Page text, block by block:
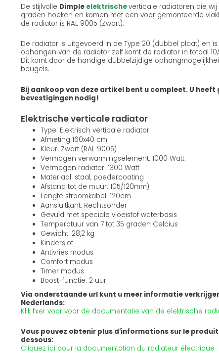
De stijlvolle Dimple elektrischeverticale radiatoren die
graden hoeken en komen met een voor gemonteerde
de radiator is RAL 9005 (Zwart).
De radiator is uitgevoerd in de Type 20 (dubbel plaat) en
ophangen van de radiator zelf komt de radiator in totaal
Dit komt door de handige dubbelzijdige
beugels.
Bij aankoop van deze artikel bent u compleet. U
bevestigingen nodig!
Elektrische verticale radiator
Type: Elektrisch verticale radiator
Afmeting 160x40 cm
Kleur: Zwart (RAL 9005)
Vermogen verwarmingselement: 1000 Watt
Vermogen radiator: 1300 Watt
Materiaal: staal, poedercoating
Afstand tot de muur: 105/120mm)
Lengte stroomkabel: 120cm
Aansluitkant: Rechtsonder
Gevuld met speciale vloeistof waterbasis
Temperatuur van 7 tot 35 graden Celcius
Gewicht: 28,2 kg
Kinderslot
Antivries modus
Comfort modus
Timer modus
Boost-functie: 2 uur
Via onderstaande url kunt u meer informatie
Nederlands:
Klik hier voor voor de documentatie van de elektrische
Vous pouvez obtenir plus d'informations sur le
dessous:
Cliquez ici pour la documentation du radiateur électrique